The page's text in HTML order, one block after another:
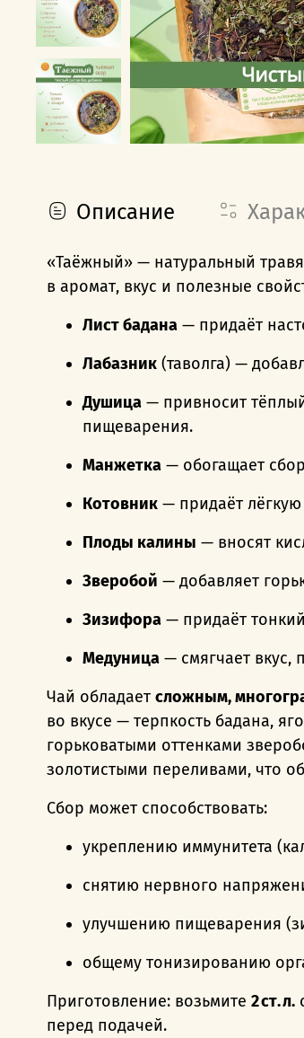
Описание
«Таёжный» — натуральный
в аромат, вкус и полезные
Лист бадана — придаёт
Лабазник (таволга) —
Душица — привносит
пищеварения.
Манжетка — обогащает
Котовник — придаёт
Плоды калины — вносят
Зверобой — добавляет
Зизифора — придаёт
Медуница — смягчает вкус,
Чай обладает сложным,
во вкусе — терпкость бадана,
горьковатыми оттенками
золотистыми переливами, что
Сбор может способствовать:
укреплению иммунитета
снятию нервного
улучшению пищеварения
общему тонизированию
Приготовление: возьмите 2 ст. л.
перед подачей.